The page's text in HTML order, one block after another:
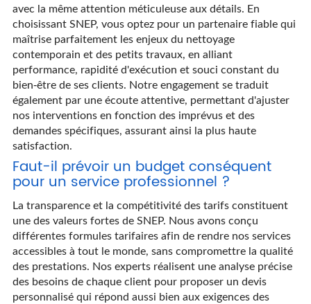
avec la même attention méticuleuse aux détails. En
choisissant SNEP, vous optez pour un partenaire fiable qui
maîtrise parfaitement les enjeux du nettoyage
contemporain et des petits travaux, en alliant
performance, rapidité d'exécution et souci constant du
bien-être de ses clients. Notre engagement se traduit
également par une écoute attentive, permettant d'ajuster
nos interventions en fonction des imprévus et des
demandes spécifiques, assurant ainsi la plus haute
satisfaction.
Faut-il prévoir un budget conséquent
pour un service professionnel ?
La transparence et la compétitivité des tarifs constituent
une des valeurs fortes de SNEP. Nous avons conçu
différentes formules tarifaires afin de rendre nos services
accessibles à tout le monde, sans compromettre la qualité
des prestations. Nos experts réalisent une analyse précise
des besoins de chaque client pour proposer un devis
personnalisé qui répond aussi bien aux exigences des